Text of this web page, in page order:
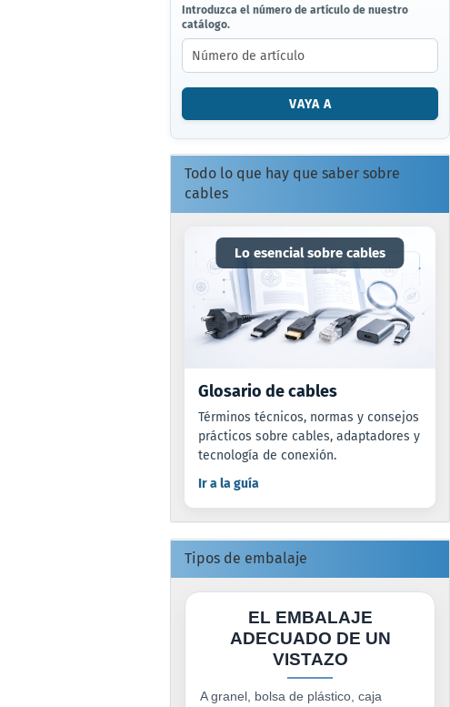
INTRODUZCA
EL
NÚMERO
DE
ARTÍCULO
DE
CATÁLOGO.
Introduzca el número de artículo de nuestro
catálogo.
VAYA A
Todo lo que hay que saber sobre
cables
Lo esencial sobre cables
Glosario de cables
Términos técnicos, normas y consejos
prácticos sobre cables, adaptadores y
tecnología de conexión.
Ir a la guía
Tipos de embalaje
EL EMBALAJE
ADECUADO DE UN
VISTAZO
A granel, bolsa de plástico, caja